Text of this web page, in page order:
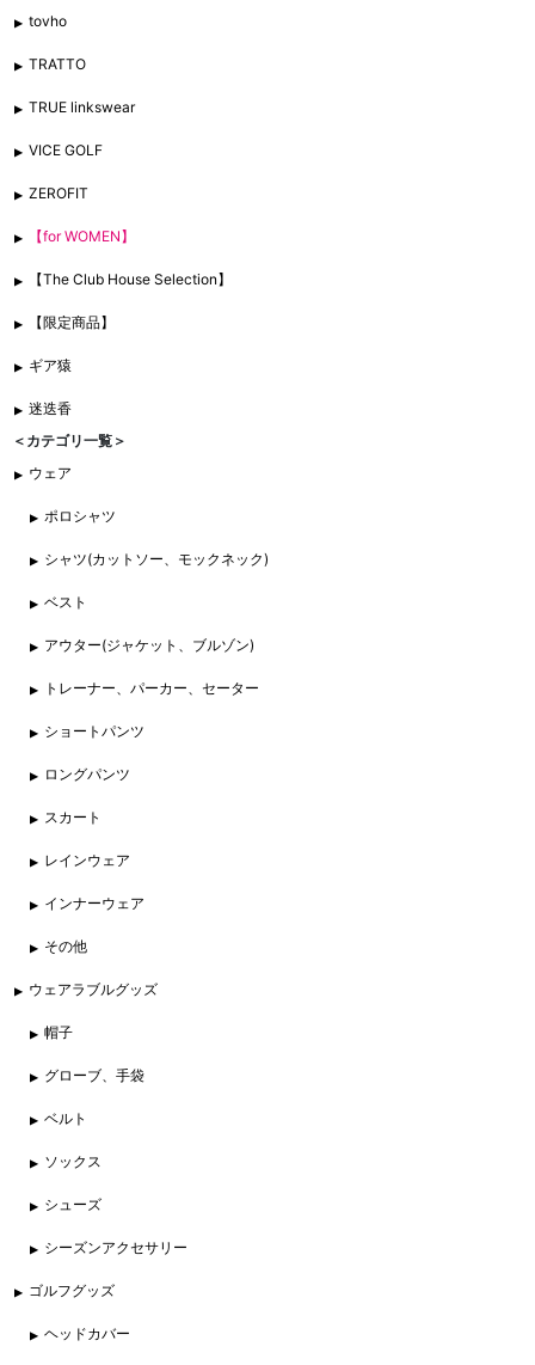
tovho
TRATTO
TRUE linkswear
VICE GOLF
ZEROFIT
【for WOMEN】
【The Club House Selection】
【限定商品】
ギア猿
迷迭香
＜カテゴリ一覧＞
ウェア
ポロシャツ
シャツ(カットソー、モックネック)
ベスト
アウター(ジャケット、ブルゾン)
トレーナー、パーカー、セーター
ショートパンツ
ロングパンツ
スカート
レインウェア
インナーウェア
その他
ウェアラブルグッズ
帽子
グローブ、手袋
ベルト
ソックス
シューズ
シーズンアクセサリー
ゴルフグッズ
ヘッドカバー